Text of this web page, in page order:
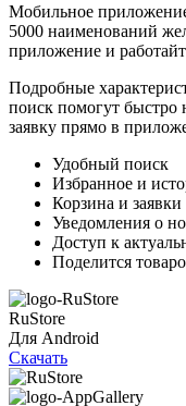
Мобильное
5000 наименований
приложение и
Подробные
поиск помогут
заявку прямо в
Удобный поиск
Избранное и
Корзина и заявки
Уведомления о
Доступ к
Поделится
RuStore
Для Android
Скачать